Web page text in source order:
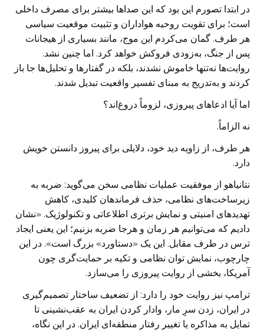
در ابتدا تصورم این بود که این صداها بیشتر برای مصرف داخلی
است؛ برای تقویت روحیه هواداران و تثبیت موقعیت سیاسی
هر طرف. گمان می‌کردم این موج، مانند بسیاری از هیجانات
پس از جنگ، به‌زودی فروکش خواهد کرد. اما چنین نشد.
روایت‌ها نه‌تنها خاموش نشدند، بلکه در گفتارها و تحلیل‌ها جا باز
کردند و به‌تدریج به مبنای تفسیر واقعیت تبدیل شدند.
اما آیا ادعاهای پیروزی، لزوماً دروغ‌اند؟
نه الزاماً.
هر طرف، از زاویه دید خود، دلایلی برای پیروز دانستن خویش
دارد.
نتانیاهو از موفقیت عملیات نظامی سخن می‌گوید: ضربه به
زیرساخت‌های نظامی، حذف فرماندهان کلیدی، کاهش
تهدیدهای امنیتی و نمایش برتری اطلاعاتی و تکنولوژیک. «نشان
دادیم که می‌توانیم هر زمان و هرجا ضربه بزنیم؛ این یعنی ایجاد
ترس در طرف مقابل. این یک «دستاورد» بزرگ است». در این
چارچوب، نمایش توان نظامی و تکیه بر حمایت‌گری چون
آمریکا، بخشی از روایت پیروزی را می‌سازد.
ترامپ نیز روایت خود را دارد: از تضعیف ساختار تصمیم‌گیری
در ایران، زدن سرِ مار، وادار کردن ایران به عقب‌نشینی تا
تمایل به مذاکره یا تغییر رفتار منطقه‌ای ایران. در این نگاه،